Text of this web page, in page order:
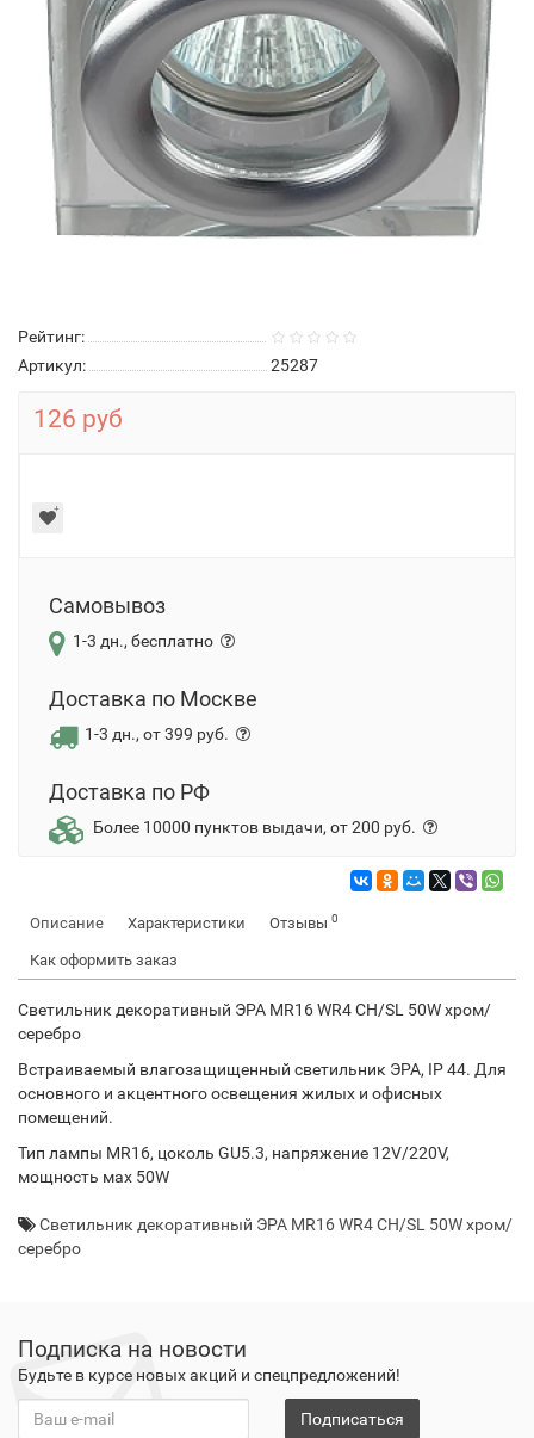
Рейтинг:
Артикул:
25287
126 руб
Самовывоз
1-3 дн., бесплатно
Доставка по Москве
1-3 дн., от 399 руб.
Доставка по РФ
Более 10000 пунктов выдачи, от 200 руб.
Описание Характеристики Отзывы 0
Как оформить заказ
Светильник декоративный ЭРА MR16 WR4 CH/SL 50W хром/
серебро
Встраиваемый влагозащищенный светильник ЭРА, IP 44. Для
основного и акцентного освещения жилых и офисных
помещений.
Тип лампы MR16, цоколь GU5.3, напряжение 12V/220V,
мощность мах 50W
Светильник декоративный ЭРА MR16 WR4 CH/SL 50W хром/
серебро
Подписка на новости
Будьте в курсе новых акций и спецпредложений!
Подписаться